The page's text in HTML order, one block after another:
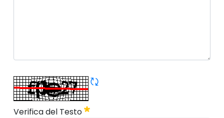
Obbligatorio
Rigene CAPTCHA
Verifica del Testo Obbligatorio